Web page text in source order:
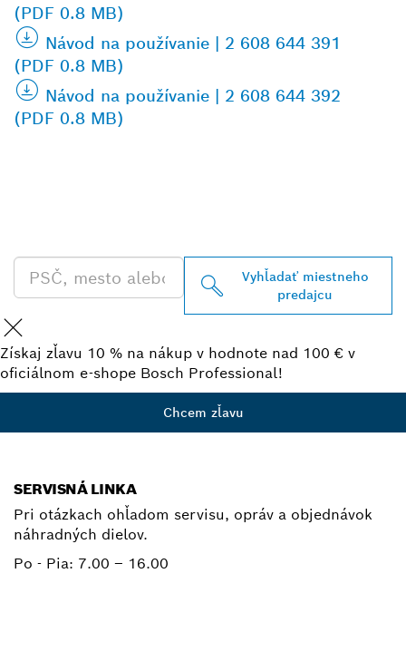
(PDF 0.8 MB)
Návod na používanie | 2 608 644 391
(PDF 0.8 MB)
Návod na používanie | 2 608 644 392
(PDF 0.8 MB)
Vyhľadať miestneho
predajcu
Získaj zľavu 10 % na nákup v hodnote nad 100 € v
oficiálnom e-shope Bosch Professional!
Chcem zľavu
SERVISNÁ LINKA
Pri otázkach ohľadom servisu, opráv a objednávok
náhradných dielov.
Po - Pia: 7.00 – 16.00